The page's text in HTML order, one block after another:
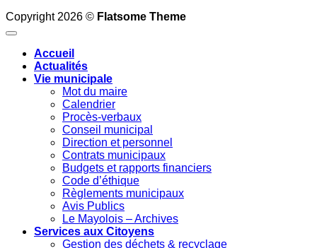
Copyright 2026 © Flatsome Theme
Accueil
Actualités
Vie municipale
Mot du maire
Calendrier
Procès-verbaux
Conseil municipal
Direction et personnel
Contrats municipaux
Budgets et rapports financiers
Code d’éthique
Règlements municipaux
Avis Publics
Le Mayolois – Archives
Services aux Citoyens
Gestion des déchets & recyclage